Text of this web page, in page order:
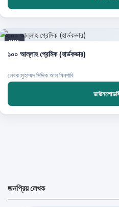
PDF
১০০ আল্লাহ প্রেমিক (হার্ডকভার)
লেখক:মুহাম্মদ সিদ্দিক আল মিনশাবি
জনপ্রিয় লেখক